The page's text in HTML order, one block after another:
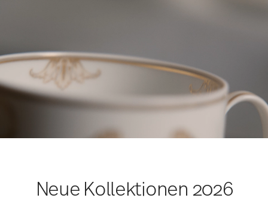
Neue Kollektionen 2026